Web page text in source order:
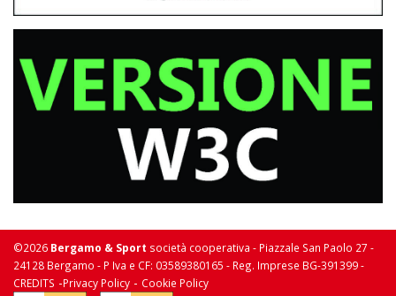
©2026 Bergamo & Sport società cooperativa - Piazzale San Paolo 27 -
24128 Bergamo - P Iva e CF: 03589380165 - Reg. Imprese BG-391399 -
CREDITS -Privacy Policy - Cookie Policy